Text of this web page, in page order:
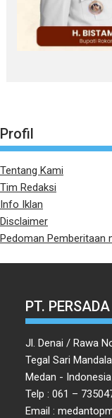
Profil
Tentang Kami
Tim Redaksi
Info Iklan
Disclaimer
Pedoman Pemberitaan
PT.
Jl. Denai / Rawa
Tegal Sari
Medan - Indonesia
Telp : 061 –
Email :